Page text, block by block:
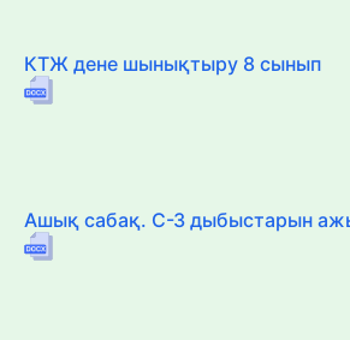
КТЖ дене шынықтыру 8 сынып
Ашық сабақ. С-З дыбыстарын